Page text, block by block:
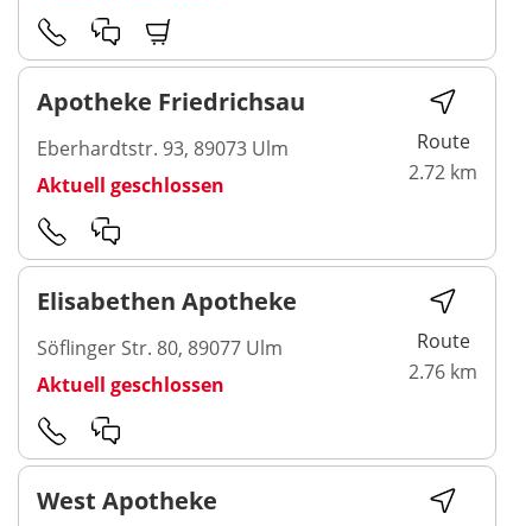
Apotheke Friedrichsau
Eberhardtstr. 93, 89073 Ulm
Aktuell geschlossen
Route
2.72 km
Elisabethen Apotheke
Söflinger Str. 80, 89077 Ulm
Aktuell geschlossen
Route
2.76 km
West Apotheke